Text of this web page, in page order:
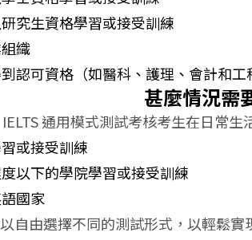
究生資格學習或接受訓練
織
認可資格（如醫科、護理、會計和工
甚麼情況需
IELTS 通用模式測試考核考生在日常
或接受訓練
以下的學院學習或接受訓練
國家
自由選擇不同的測試形式，以輕鬆